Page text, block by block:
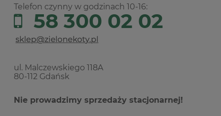
Telefon czynny w godzinach 10-16:
58 300 02 02
ul. Malczewskiego 118A
80-112 Gdańsk
Nie prowadzimy sprzedaży stacjonarnej!